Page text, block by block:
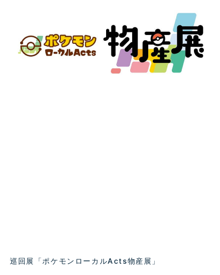
巡回展「ポケモンローカルActs物産展」